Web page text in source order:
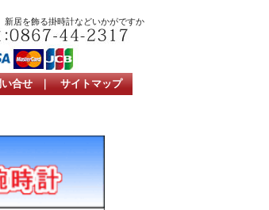
新居を飾る掛時計などいかがですか
合せ ｜ サイトマップ